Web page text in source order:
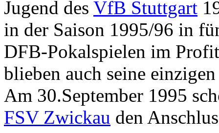
Jugend des VfB Stuttgart
in der Saison 1995/96 in
DFB-Pokalspielen im
blieben auch seine
Am 30.September 1995
FSV Zwickau den